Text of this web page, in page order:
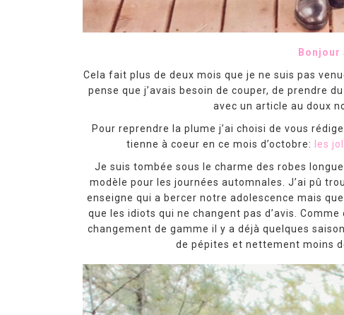
Bonjour
Cela fait plus de deux mois que je ne suis pas
pense que j’avais besoin de couper, de prendre
avec un article au doux
Pour reprendre la plume j’ai choisi de vous
tienne à coeur en ce mois d’octobre:
les
Je suis tombée sous le charme des robes
modèle pour les journées automnales. J’ai pû
enseigne qui a bercer notre adolescence mais
que les idiots qui ne changent pas d’avis.
changement de gamme il y a déjà quelques
de pépites et nettement moins